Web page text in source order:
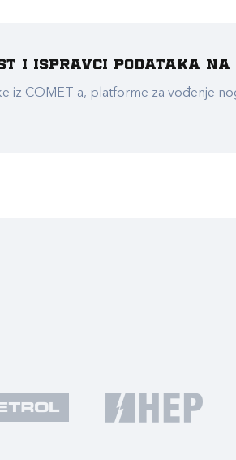
i ispravci podataka na
iz COMET-a, platforme za vođenje